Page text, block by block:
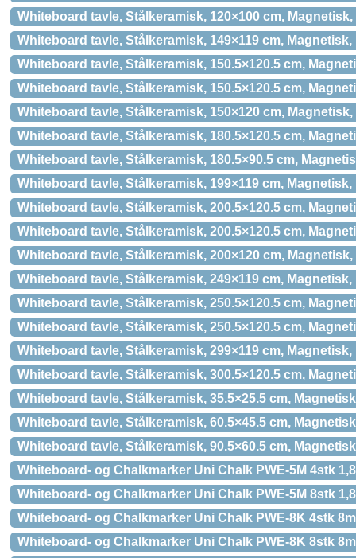
Whiteboard tavle, Stålkeramisk, 120×100 cm,
Whiteboard tavle, Stålkeramisk, 149×119 cm, Magnetisk,
Whiteboard tavle, Stålkeramisk, 150.5×120.5 cm,
Whiteboard tavle, Stålkeramisk, 150.5×120.5 cm,
Whiteboard tavle, Stålkeramisk, 150×120 cm,
Whiteboard tavle, Stålkeramisk, 180.5×120.5 cm,
Whiteboard tavle, Stålkeramisk, 180.5×90.5 cm,
Whiteboard tavle, Stålkeramisk, 199×119 cm, Magnetisk,
Whiteboard tavle, Stålkeramisk, 200.5×120.5 cm,
Whiteboard tavle, Stålkeramisk, 200.5×120.5 cm,
Whiteboard tavle, Stålkeramisk, 200×120 cm,
Whiteboard tavle, Stålkeramisk, 249×119 cm, Magnetisk,
Whiteboard tavle, Stålkeramisk, 250.5×120.5 cm,
Whiteboard tavle, Stålkeramisk, 250.5×120.5 cm,
Whiteboard tavle, Stålkeramisk, 299×119 cm, Magnetisk,
Whiteboard tavle, Stålkeramisk, 300.5×120.5 cm,
Whiteboard tavle, Stålkeramisk, 35.5×25.5 cm,
Whiteboard tavle, Stålkeramisk, 60.5×45.5 cm,
Whiteboard tavle, Stålkeramisk, 90.5×60.5 cm,
Whiteboard- og Chalkmarker Uni Chalk PWE-5M 4stk
Whiteboard- og Chalkmarker Uni Chalk PWE-5M 8stk
Whiteboard- og Chalkmarker Uni Chalk PWE-8K 4stk
Whiteboard- og Chalkmarker Uni Chalk PWE-8K 8stk